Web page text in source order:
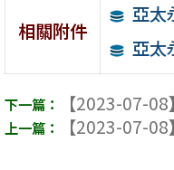
相關附件
亞太
亞太
【2023-07-08】
【2023-07-